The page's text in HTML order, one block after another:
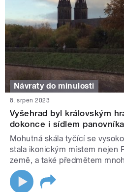
Návraty do minulosti
8. srpen 2023
Vyšehrad byl královským
dokonce i sídlem panovníka
Mohutná skála tyčící se
stala ikonickým místem nejen
země, a také předmětem